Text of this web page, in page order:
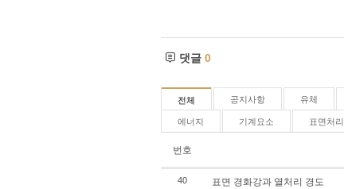
댓글 0
전체 공지사항 유체
에너지 기계요소 표면처리
번호
40 표면 경화강과 열처리 경도